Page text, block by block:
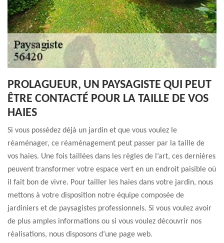
PROLAGUEUR, UN PAYSAGISTE QUI PEUT
ÊTRE CONTACTÉ POUR LA TAILLE DE VOS
HAIES
Si vous possédez déjà un jardin et que vous voulez le
réaménager, ce réaménagement peut passer par la taille de
vos haies. Une fois taillées dans les règles de l’art, ces dernières
peuvent transformer votre espace vert en un endroit paisible où
il fait bon de vivre. Pour tailler les haies dans votre jardin, nous
mettons à votre disposition notre équipe composée de
jardiniers et de paysagistes professionnels. Si vous voulez avoir
de plus amples informations ou si vous voulez découvrir nos
réalisations, nous disposons d’une page web.